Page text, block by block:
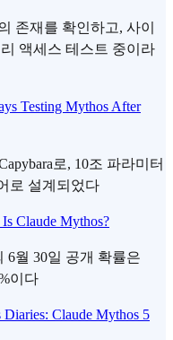
존재를 확인하고, 사이
액세스 테스트 중이라
Testing Mythos After
로, 10조 파라미터
로 설계되었다
Claude Mythos?
6월 30일 공개 확률은
이다
Claude Mythos 5